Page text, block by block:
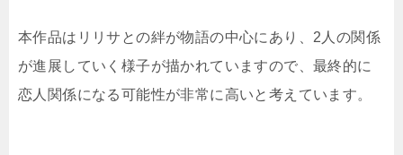
本作品はリリサとの絆が物語の中心にあり、2人の関係
が進展していく様子が描かれていますので、最終的に
恋人関係になる可能性が非常に高いと考えています。